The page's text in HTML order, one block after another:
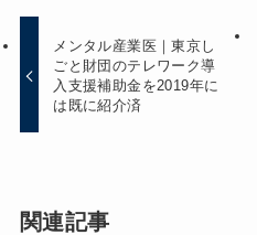
メンタル産業医｜東京し
ごと財団のテレワーク導
入支援補助金を2019年に
は既に紹介済
関連記事